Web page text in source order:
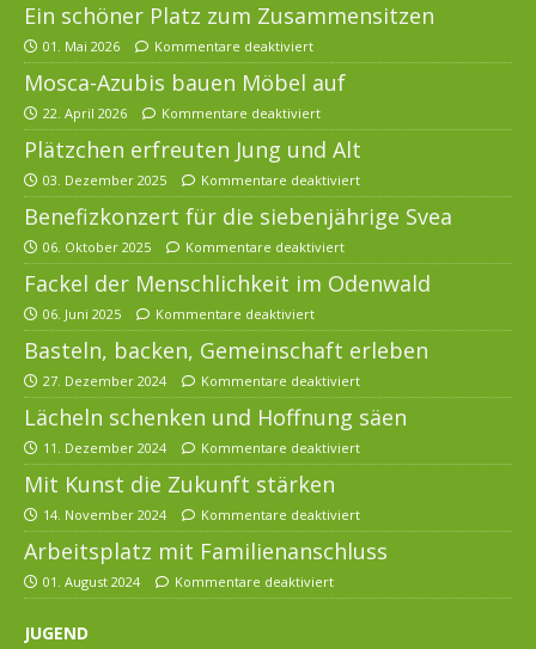
Ein schöner Platz zum Zusammensitzen
01. Mai 2026 Kommentare deaktiviert
Mosca-Azubis bauen Möbel auf
22. April 2026 Kommentare deaktiviert
Plätzchen erfreuten Jung und Alt
03. Dezember 2025 Kommentare deaktiviert
Benefizkonzert für die siebenjährige Svea
06. Oktober 2025 Kommentare deaktiviert
Fackel der Menschlichkeit im Odenwald
06. Juni 2025 Kommentare deaktiviert
Basteln, backen, Gemeinschaft erleben
27. Dezember 2024 Kommentare deaktiviert
Lächeln schenken und Hoffnung säen
11. Dezember 2024 Kommentare deaktiviert
Mit Kunst die Zukunft stärken
14. November 2024 Kommentare deaktiviert
Arbeitsplatz mit Familienanschluss
01. August 2024 Kommentare deaktiviert
JUGEND